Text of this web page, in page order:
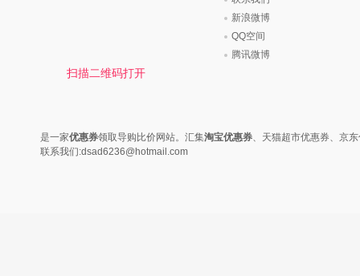
扫描二维码打开
新浪微博
QQ空间
腾讯微博
是一家优惠券领取导购比价网站。汇集淘宝优惠券、天猫超市优惠券、京
联系我们:dsad6236@hotmail.com